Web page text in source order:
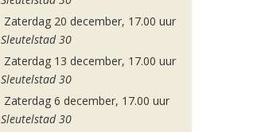
Zaterdag 20 december, 17.00 uur
Sleutelstad 30
Zaterdag 13 december, 17.00 uur
Sleutelstad 30
Zaterdag 6 december, 17.00 uur
Sleutelstad 30